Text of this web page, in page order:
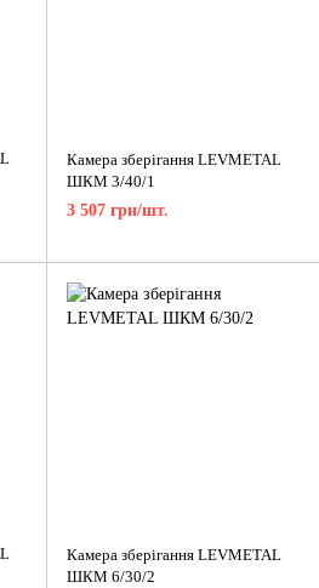
Камера зберігання LEVMETAL
ШКМ 3/40/1
3 507 грн/шт.
Камера зберігання LEVMETAL
ШКМ 6/30/2